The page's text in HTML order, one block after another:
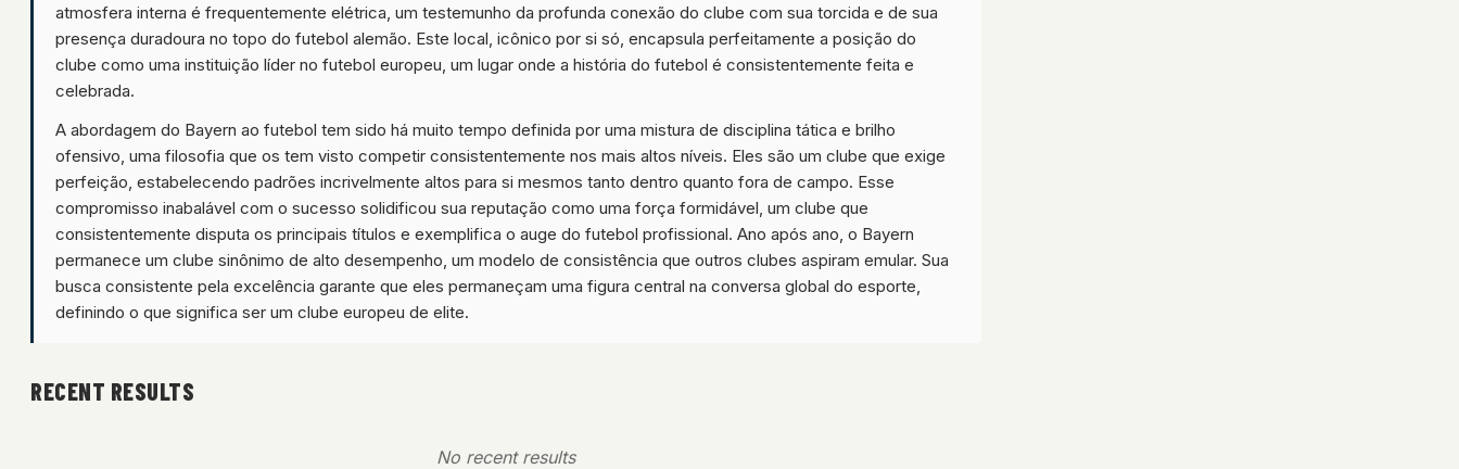
atmosfera interna é frequentemente elétrica, um testemunho da profunda conexão do clube com sua torcida e de sua
presença duradoura no topo do futebol alemão. Este local, icônico por si só, encapsula perfeitamente a posição do
clube como uma instituição líder no futebol europeu, um lugar onde a história do futebol é consistentemente feita e
celebrada.
A abordagem do Bayern ao futebol tem sido há muito tempo definida por uma mistura de disciplina tática e brilho
ofensivo, uma filosofia que os tem visto competir consistentemente nos mais altos níveis. Eles são um clube que exige
perfeição, estabelecendo padrões incrivelmente altos para si mesmos tanto dentro quanto fora de campo. Esse
compromisso inabalável com o sucesso solidificou sua reputação como uma força formidável, um clube que
consistentemente disputa os principais títulos e exemplifica o auge do futebol profissional. Ano após ano, o Bayern
permanece um clube sinônimo de alto desempenho, um modelo de consistência que outros clubes aspiram emular. Sua
busca consistente pela excelência garante que eles permaneçam uma figura central na conversa global do esporte,
definindo o que significa ser um clube europeu de elite.
RECENT RESULTS
No recent results